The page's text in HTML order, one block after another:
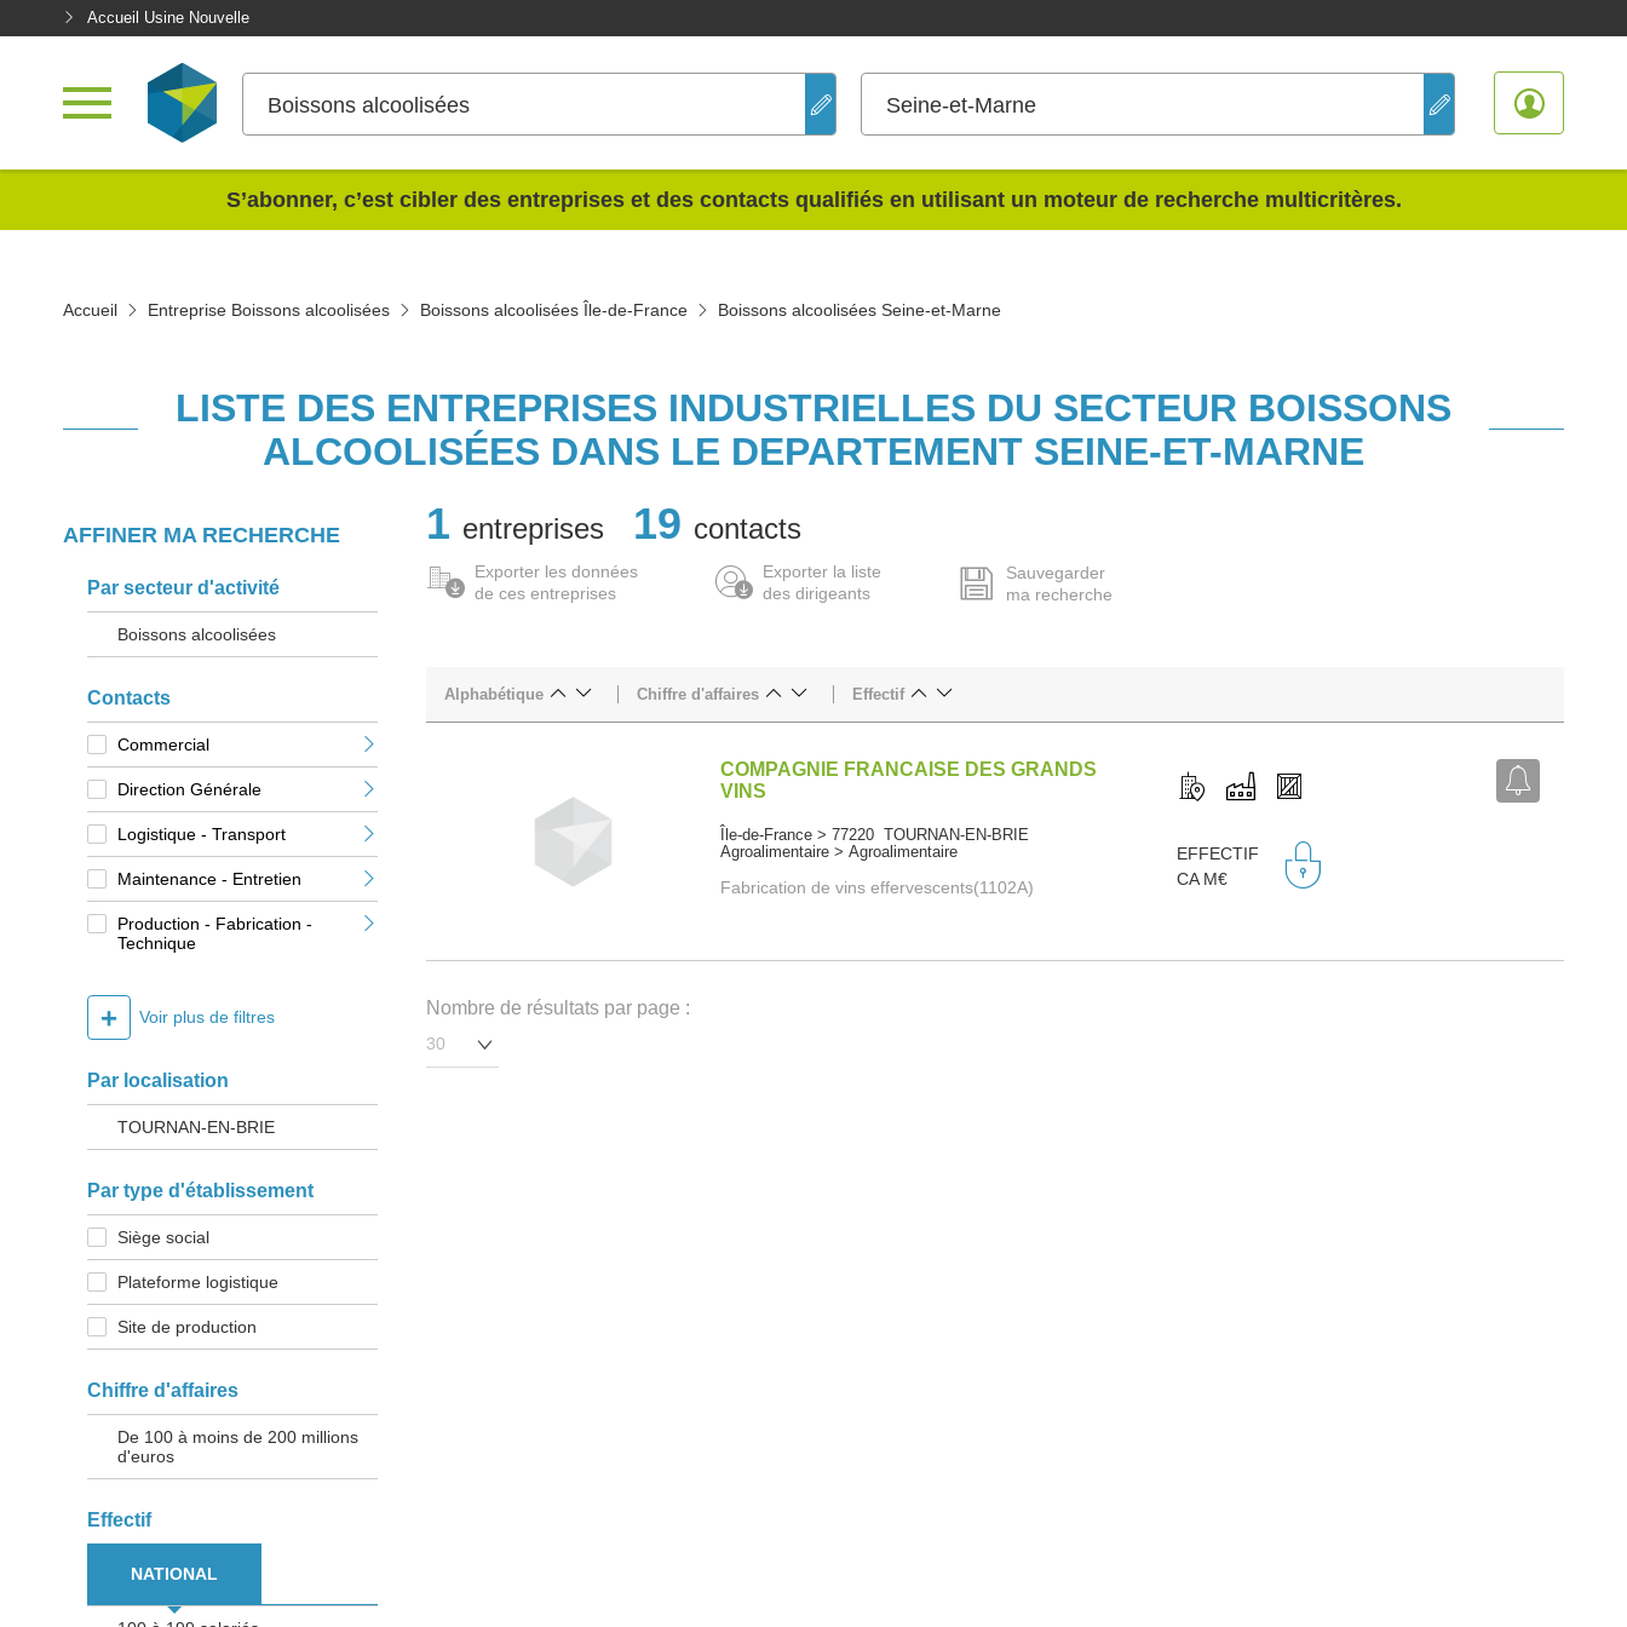
Accueil Usine Nouvelle
Boissons alcoolisées Seine-et-Marne
S’abonner, c’est cibler des entreprises et des contacts qualifiés en utilisant un moteur de recherche multicritères.
Accueil Entreprise Boissons alcoolisées Boissons alcoolisées Île-de-France Boissons alcoolisées Seine-et-Marne
LISTE DES ENTREPRISES INDUSTRIELLES DU SECTEUR BOISSONS
ALCOOLISÉES DANS LE DEPARTEMENT SEINE-ET-MARNE
AFFINER MA RECHERCHE
Par secteur d'activité
Boissons alcoolisées
Contacts
Commercial
Direction Générale
Logistique - Transport
Maintenance - Entretien
Production - Fabrication -
Technique
+ Voir plus de filtres
Par localisation
TOURNAN-EN-BRIE
Par type d'établissement
Siège social
Plateforme logistique
Site de production
Chiffre d'affaires
De 100 à moins de 200 millions
d'euros
Effectif
NATIONAL
1 entreprises 19 contacts
Exporter les données
de ces entreprises
Exporter la liste
des dirigeants
Sauvegarder
ma recherche
Alphabétique Chiffre d'affaires Effectif
COMPAGNIE FRANCAISE DES GRANDS
VINS
Île-de-France > 77220 TOURNAN-EN-BRIE
Agroalimentaire > Agroalimentaire
Fabrication de vins effervescents(1102A)
EFFECTIF
CA M€
Nombre de résultats par page :